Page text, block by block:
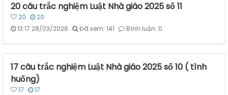
20 câu trắc nghiệm Luật Nhà giáo 2025 số 11
20
20
13:17 28/03/2026
Đã xem: 141 Bình luận: 0
17 câu trắc nghiệm Luật Nhà giáo 2025 số 10 ( tình
huống)
17
17